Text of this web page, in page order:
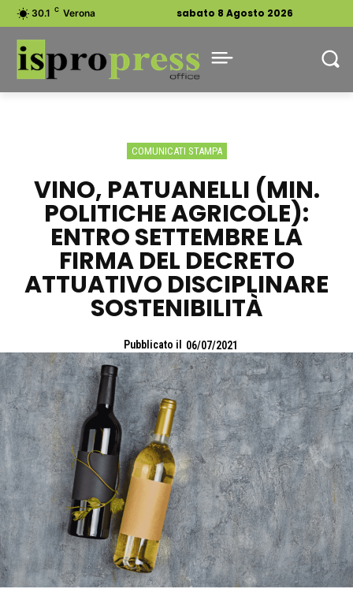
30.1 C Verona sabato 8 Agosto 2026
COMUNICATI STAMPA
VINO, PATUANELLI (MIN.
POLITICHE AGRICOLE):
ENTRO SETTEMBRE LA
FIRMA DEL DECRETO
ATTUATIVO DISCIPLINARE
SOSTENIBILITÀ
Pubblicato il 06/07/2021